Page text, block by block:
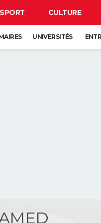
SPORT CULTURE
UNIVERSITÉS